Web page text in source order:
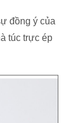
đồng ý của
túc trực ép